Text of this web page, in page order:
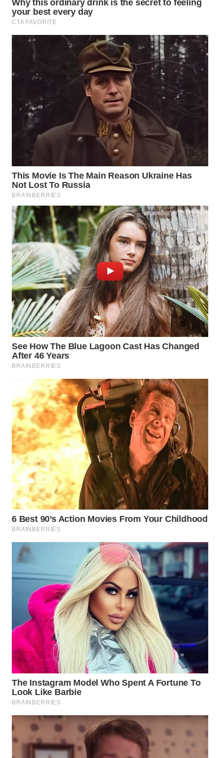
WN
WN
TIMUR
WN
SEMARANG
WN
BOROBUDUR
WN
MADURA
WN
SURABAYA
WN
NATUNA
WN
BINTAN
WN
MANDALIKA
WN
LIKUPANG
WN
LABUANBAJO
WN
BORNEO
Wahana
Media
Group
WAHANA
NEWS
WAHANA
TANI
WAHANA
ADVOKAT
WAHANA
INFRASTRUKTUR
WAHANA
KONSUMEN
WAHANA
LISTRIK